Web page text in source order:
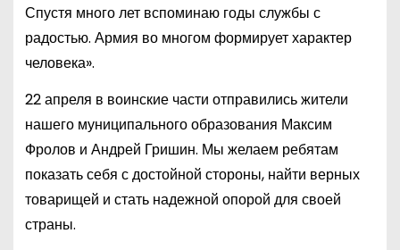
Спустя много лет вспоминаю годы службы с
радостью. Армия во многом формирует характер
человека».
22 апреля в воинские части отправились жители
нашего муниципального образования Максим
Фролов и Андрей Гришин. Мы желаем ребятам
показать себя с достойной стороны, найти верных
товарищей и стать надежной опорой для своей
страны.